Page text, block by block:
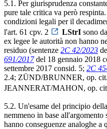
5.1. Per giurisprudenza
pure tale critica va però
condizioni legali per il
l'art. 61 cpv. 2
LStrI sono
ex legee le autorità non hanno
residuo (sentenze 2C 42/2023
691/2017del 18 gennaio 2018
settembre 2017 consid. 5; 2C
2.4; ZÜND/BRUNNER, op.
JEANNERAT/MAHON, op.
5.2. Un'esame del principio
nemmeno in base
hanno conseguenze analoghe a